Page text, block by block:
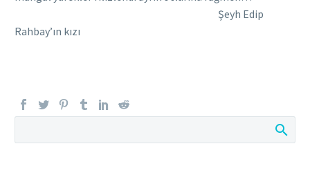
Şeyh Edip
Rahbay’ın kızı